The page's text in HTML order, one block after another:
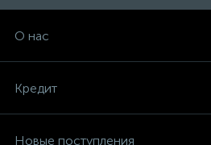
О нас
Кредит
Новые поступления